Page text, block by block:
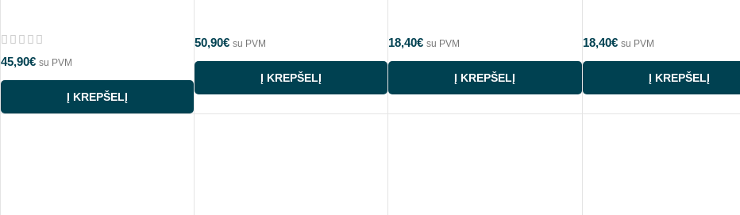
45,90€ su PVM
Į KREPŠELĮ
50,90€ su PVM
Į KREPŠELĮ
18,40€ su PVM
Į KREPŠELĮ
18,40€ su PVM
Į KREPŠELĮ